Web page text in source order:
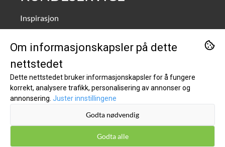
Inspirasjon
Kontakt oss
Leveringsinfo
Kost1 Bikubå Hillevåg/Stavanger - Kjøp lokalt til lave
Om informasjonskapsler på dette
nettstedet
Dette nettstedet bruker informasjonskapsler for å fungere
korrekt, analysere trafikk, personalisering av annonser og
annonsering. Juster innstillingene
Godta nødvendig
Godta alle